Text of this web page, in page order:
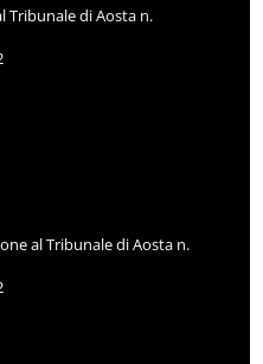
Tribunale di Aosta n.
al Tribunale di Aosta n.